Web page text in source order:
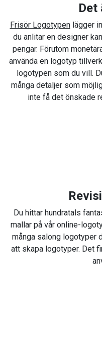
Det
Frisör Logotypenlägger
du anlitar en designer
pengar. Förutom
använda en logotyp
logotypen som du vill.
många detaljer som
inte få det önskade
Du hittar hundratals
mallar på vår online-
många salong logotyper
att skapa logotyper. Det